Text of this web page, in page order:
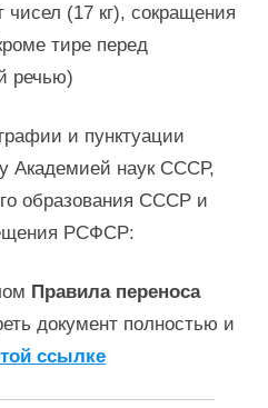
(17 кг), сокращения
тире перед
речью)
и пунктуации
Академией наук СССР,
образования СССР и
РСФСР:
Правила переноса
документ полностью и
ссылке